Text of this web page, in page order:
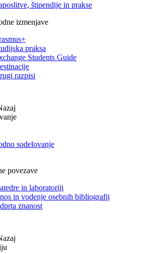
štipendije in prakse
izmenjave
praksa
Students Guide
razpisi
sodelovanje
povezave
in laboratoriji
in vodenje osebnih bibliografij
znanost